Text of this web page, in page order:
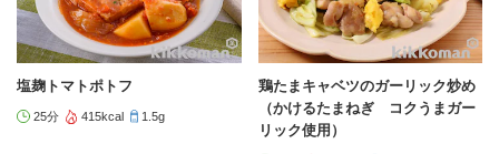
塩麹トマトポトフ
25分 415kcal 1.5g
鶏たまキャベツのガーリック炒め
（かけるたまねぎ コクうまガー
リック使用）